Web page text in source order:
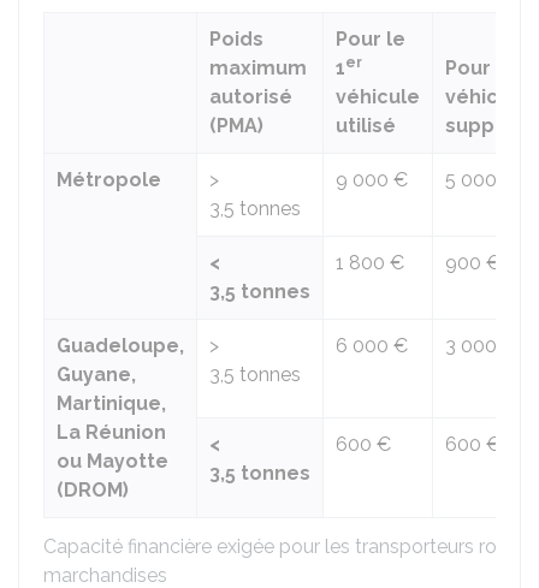
Capacité financière exigée pour les transporteurs
marchandises
Poids
maximum
autorisé
(PMA)
Pour le
1er
véhicule
utilisé
Pour
véhicule
Métropole
>
3,5 tonnes
9 000 € 5 000 €
<
3,5 tonnes
1 800 € 900 €
Guadeloupe,
Guyane,
Martinique,
La Réunion
ou Mayotte
(DROM)
>
3,5 tonnes
6 000 € 3 000 €
<
3,5 tonnes
600 € 600 €